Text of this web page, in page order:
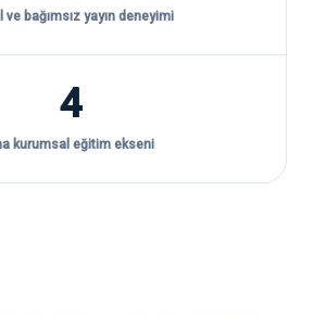
ve bağımsız yayın deneyimi
4
kurumsal eğitim ekseni